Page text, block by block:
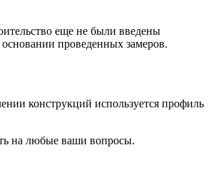
еще не были введены
проведенных замеров.
конструкций используется профиль
на любые ваши вопросы.